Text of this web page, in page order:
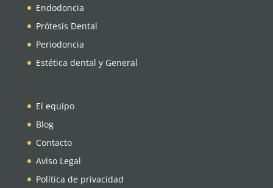
Endodoncia
Prótesis Dental
Periodoncia
Estética dental y General
El equipo
Blog
Contacto
Aviso Legal
Política de privacidad